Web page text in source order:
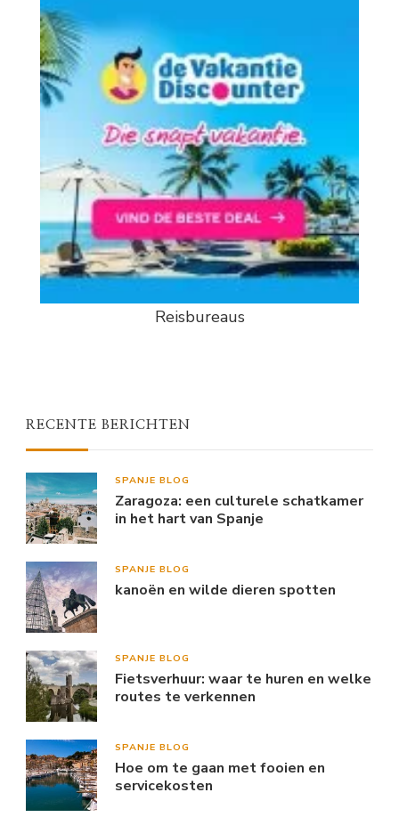
Reisbureaus
RECENTE BERICHTEN
SPANJE BLOG
Zaragoza: een culturele schatkamer
in het hart van Spanje
SPANJE BLOG
kanoën en wilde dieren spotten
SPANJE BLOG
Fietsverhuur: waar te huren en welke
routes te verkennen
SPANJE BLOG
Hoe om te gaan met fooien en
servicekosten